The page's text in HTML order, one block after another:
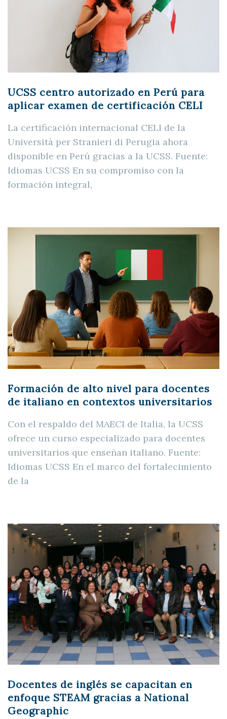
UCSS centro autorizado en Perú para
aplicar examen de certificación CELI
La certificación internacional CELI de la
Università per Stranieri di Perugia ahora
disponible en Perú gracias a la UCSS. Fuente:
Idiomas UCSS En su compromiso con la
formación integral,
Formación de alto nivel para docentes
de italiano en contextos universitarios
Con el respaldo del MAECI de Italia, la UCSS
ofrece un curso especializado para docentes
universitarios que enseñan italiano. Fuente:
Idiomas UCSS En el marco del fortalecimiento
de la
Docentes de inglés se capacitan en
enfoque STEAM gracias a National
Geographic